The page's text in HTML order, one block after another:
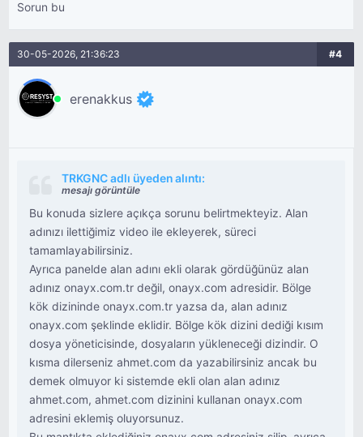
Sorun bu
30-05-2026, 21:36:23 #4
erenakkus
TRKGNC adlı üyeden alıntı:
mesajı görüntüle
Bu konuda sizlere açıkça sorunu belirtmekteyiz. Alan
adınızı ilettiğimiz video ile ekleyerek, süreci
tamamlayabilirsiniz.
Ayrıca panelde alan adını ekli olarak gördüğünüz alan
adınız onayx.com.tr değil, onayx.com adresidir. Bölge
kök dizininde onayx.com.tr yazsa da, alan adınız
onayx.com şeklinde eklidir. Bölge kök dizini dediği kısım
dosya yöneticisinde, dosyaların yükleneceği dizindir. O
kısma dilerseniz ahmet.com da yazabilirsiniz ancak bu
demek olmuyor ki sistemde ekli olan alan adınız
ahmet.com, ahmet.com dizinini kullanan onayx.com
adresini eklemiş oluyorsunuz.